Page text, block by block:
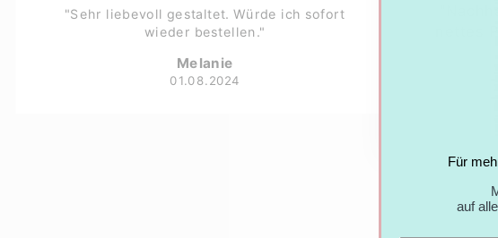
"Sehr liebevoll gestaltet. Würde ich sofort
wieder bestellen."
Melanie
01.08.2024
nettes
Für
auf